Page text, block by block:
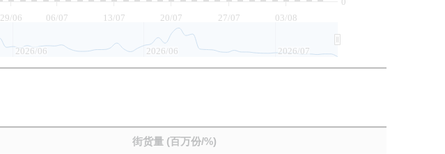
06/07 20/07 03/08
29/06 13/07 27/07
2026/06 2026/06 2026/07
街货量 (百万份/%)